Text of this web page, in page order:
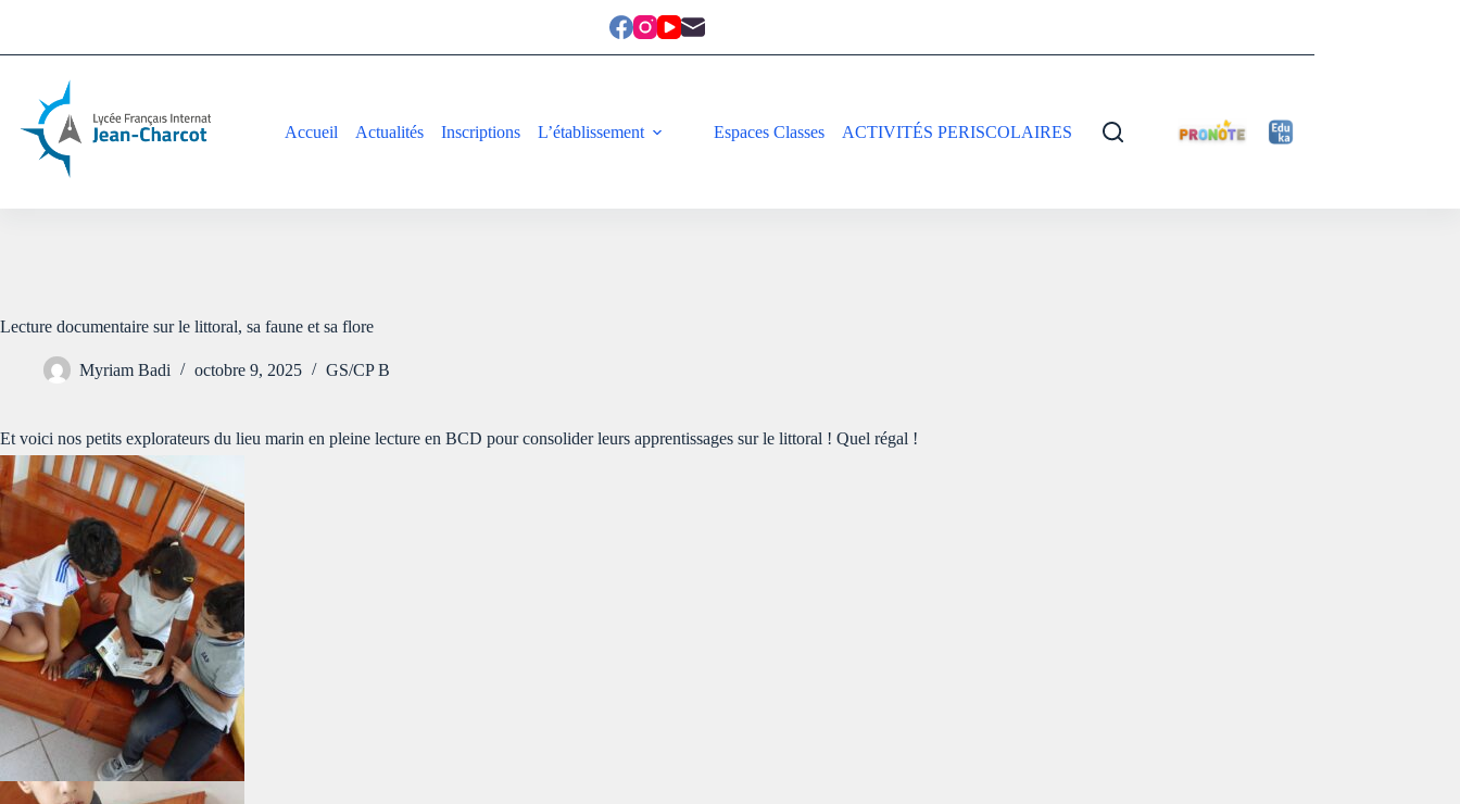
Accueil Actualités Inscriptions L’établissement Espaces Classes ACTIVITÉS PERISCOLAIRES
Lecture documentaire sur le littoral, sa faune et sa flore
Myriam Badi octobre 9, 2025 GS/CP B
Et voici nos petits explorateurs du lieu marin en pleine lecture en BCD pour consolider leurs apprentissages sur le littoral ! Quel régal !